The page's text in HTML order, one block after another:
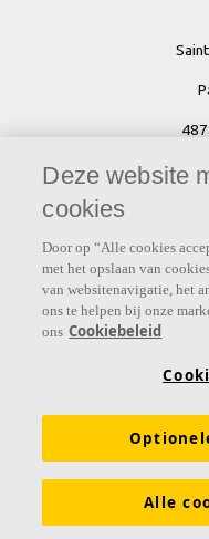
E-
Deze website
cookies
Door op “Alle cookies
met het opslaan van
van websitenavigatie, het
ons te helpen bij onze
ons Cookiebeleid
Alle